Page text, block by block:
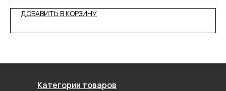
ДОБАВИТЬ В КОРЗИНУ
Категории товаров